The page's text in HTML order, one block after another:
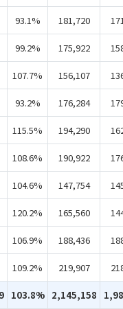
93.1% 181,720
99.2% 175,922
107.7% 156,107
93.2% 176,284
115.5% 194,290
108.6% 190,922
104.6% 147,754
120.2% 165,560
106.9% 188,436
109.2% 219,907
103.8% 2,145,158